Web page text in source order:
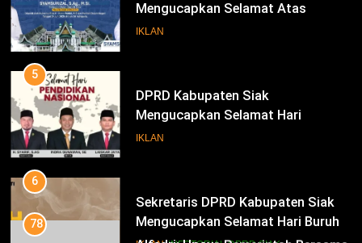
Mengucapkan Selamat Atas
Pengambilan Sumpah Jabatan
IKLAN
5
DPRD Kabupaten Siak
Mengucapkan Selamat Hari
Pendidikan Nasional
IKLAN
6
Sekretaris DPRD Kabupaten Siak
Mengucapkan Selamat Hari Buruh
78